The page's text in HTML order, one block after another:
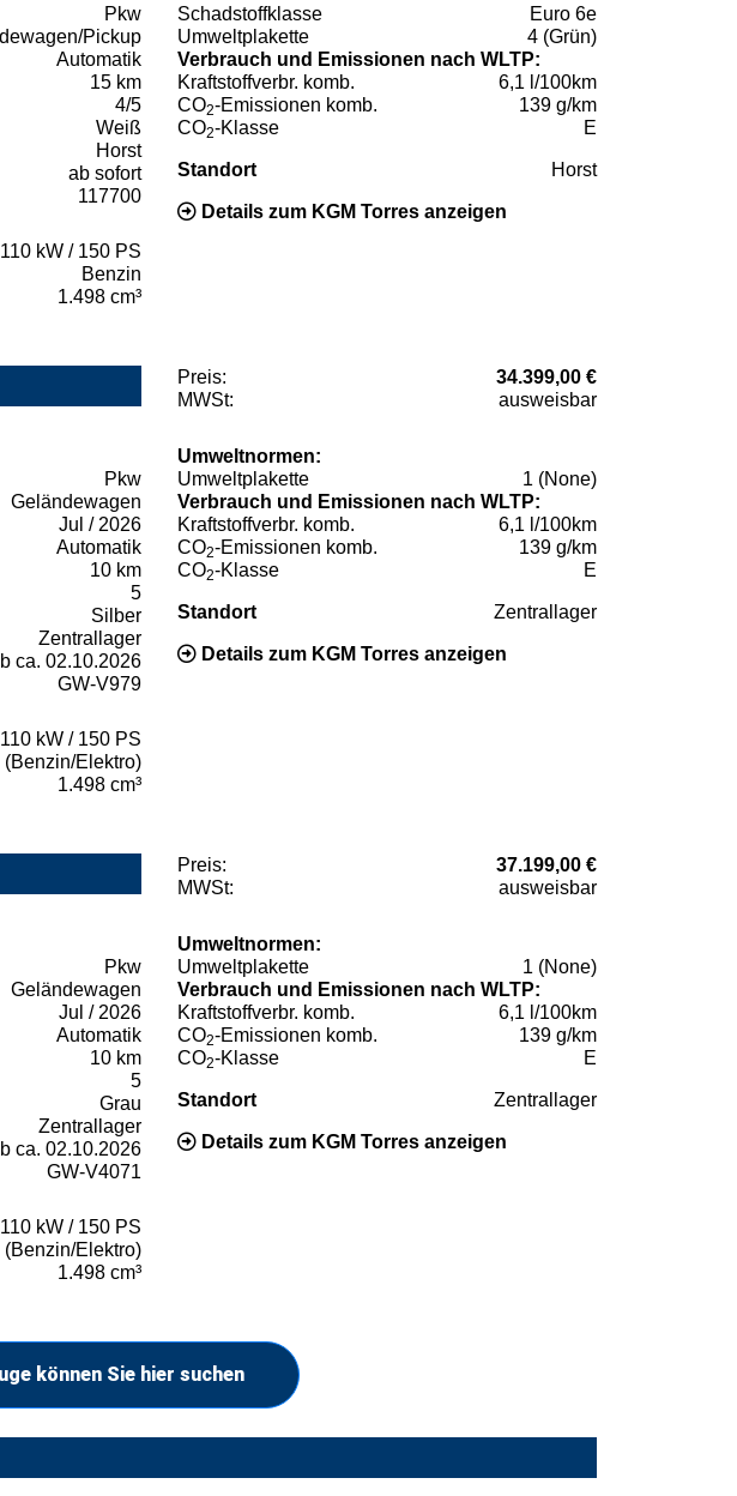
Pkw
Pickup
Automatik
15 km
4/5
Weiß
Horst
ab sofort
117700
110 kW / 150 PS
Benzin
1.498 cm³
Schadstoffklasse
Euro 6e
Umweltplakette
4 (Grün)
Verbrauch und Emissionen nach WLTP:
Kraftstoffverbr. komb.
6,1 l/100km
CO2-Emissionen komb.
139 g/km
CO2-Klasse E
Standort Horst
Details zum KGM Torres anzeigen
Preis:
34.399,00 €
MWSt:
ausweisbar
Pkw
Geländewagen
Jul / 2026
Automatik
10 km
5
Silber
Zentrallager
ca. 02.10.2026
GW-V979
110 kW / 150 PS
(Benzin/Elektro)
1.498 cm³
Umweltnormen:
Umweltplakette
1 (None)
Verbrauch und Emissionen nach WLTP:
Kraftstoffverbr. komb.
6,1 l/100km
CO2-Emissionen komb.
139 g/km
CO2-Klasse E
Standort Zentrallager
Details zum KGM Torres anzeigen
Preis:
37.199,00 €
MWSt:
ausweisbar
Pkw
Geländewagen
Jul / 2026
Automatik
10 km
5
Grau
Zentrallager
ca. 02.10.2026
GW-V4071
110 kW / 150 PS
(Benzin/Elektro)
1.498 cm³
Umweltnormen:
Umweltplakette
1 (None)
Verbrauch und Emissionen nach WLTP:
Kraftstoffverbr. komb.
6,1 l/100km
CO2-Emissionen komb.
139 g/km
CO2-Klasse E
Standort Zentrallager
Details zum KGM Torres anzeigen
können Sie hier suchen